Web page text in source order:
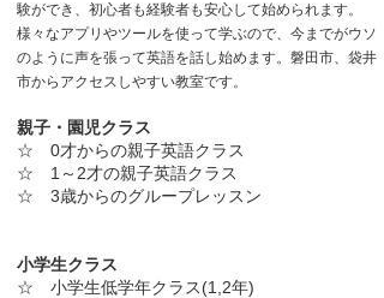
験ができ、初心者も経験者も安心して始められます。
様々なアプリやツールを使って学ぶので、今までがウソ
のように声を張って英語を話し始めます。磐田市、袋井
市からアクセスしやすい教室です。
親子・園児クラス
☆ 0才からの親子英語クラス
☆
1～2才の親子英語クラス
☆ 3歳からのグループレッスン
小学生クラス
☆ 小学生低学年クラス(1,2年)